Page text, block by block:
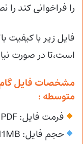
را فراخوانی کند
فایل زیر با کیفیت
است،تا در صورت
مشخصات فایل گام
متوسطه :
فرمت فایل: PDF(پی دی اف)
حجم فایل: 11MB